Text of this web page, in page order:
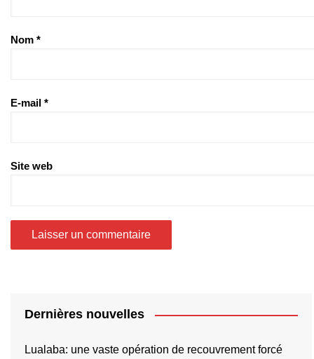
Nom *
E-mail *
Site web
Dernières nouvelles
Lualaba: une vaste opération de recouvrement forcé